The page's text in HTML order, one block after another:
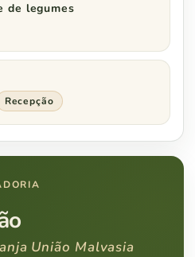
de legumes
Recepção
União Malvasia